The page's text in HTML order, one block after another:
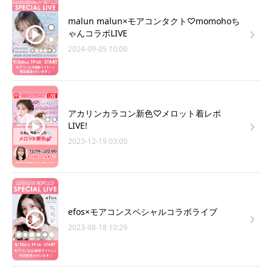
malun malun×モアコンタクト♡momohoち
ゃんコラボLIVE
2024-09-05 10:00
アカリンカラコン新色♡メロット着レポ
LIVE!
2023-12-19 03:00
efos×モアコンスペシャルコラボライブ
2023-08-18 10:29